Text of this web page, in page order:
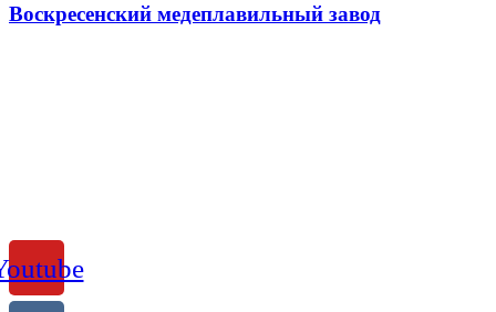
Воскресенский медеплавильный завод